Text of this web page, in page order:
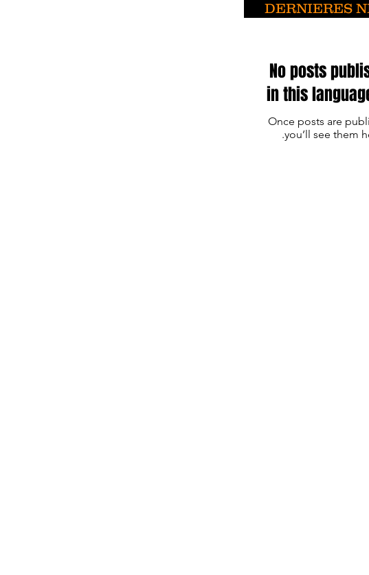
DERNIERES
No posts
in this
Once posts are
you’ll see them